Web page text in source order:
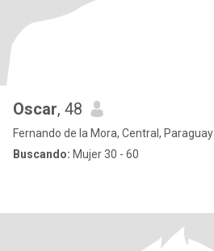
Oscar, 48
Fernando de la Mora, Central, Paraguay
Buscando: Mujer 30 - 60